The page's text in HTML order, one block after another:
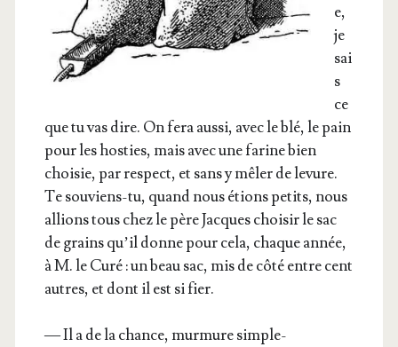
e,
je
sai
s
ce
que tu vas dire. On fera aus­si, avec le blé, le pain
pour les hos­ties, mais avec une farine bien
choi­sie, par res­pect, et sans y mêler de levure.
Te sou­viens-tu, quand nous étions petits, nous
allions tous chez le père Jacques choi­sir le sac
de grains qu’il donne pour cela, chaque année,
à M. le Curé : un beau sac, mis de côté entre cent
autres, et dont il est si fier.
— Il a de la chance, mur­mure sim­ple­